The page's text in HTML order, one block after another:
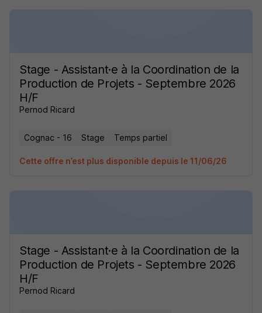
Stage - Assistant·e à la Coordination de la
Production de Projets - Septembre 2026
H/F
Pernod Ricard
Cognac - 16 Stage Temps partiel
Cette offre n’est plus disponible depuis le 11/06/26
Stage - Assistant·e à la Coordination de la
Production de Projets - Septembre 2026
H/F
Pernod Ricard